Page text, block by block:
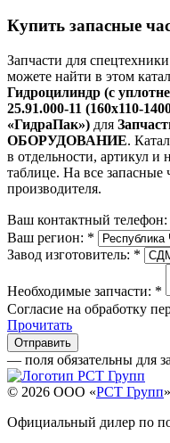
Купить запасные
Запчасти для
можете найти в этом
Гидроцилиндр (с
25.91.000-11 (160х110-
«ГидраПак») для
ОБОРУДОВАНИЕ.
в отдельности, артикул и
таблице. На все запасные
производителя.
Ваш контактный телефон:
Ваш регион: *
Завод изготовитель: *
Необходимые запчасти: *
Согласие на обработку
Прочитать
— поля обязательны для
© 2026 OOO «РСТ Групп»
Официальный дилер по